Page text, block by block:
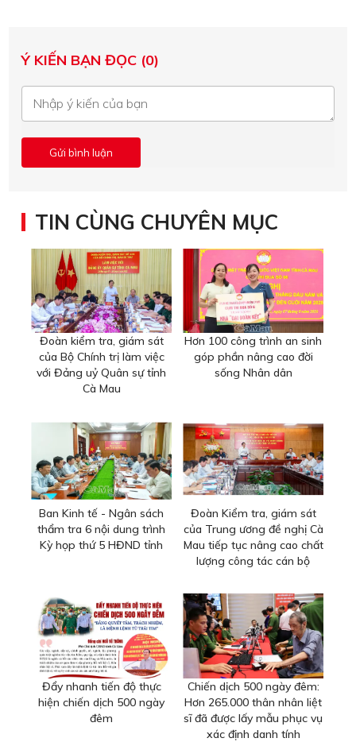
Ý KIẾN BẠN ĐỌC (0)
TIN CÙNG CHUYÊN MỤC
Đoàn kiểm tra, giám sát
của Bộ Chính trị làm việc
với Đảng uỷ Quân sự tỉnh
Cà Mau
Hơn 100 công trình an sinh
góp phần nâng cao đời
sống Nhân dân
Ban Kinh tế - Ngân sách
thẩm tra 6 nội dung trình
Kỳ họp thứ 5 HĐND tỉnh
Đoàn Kiểm tra, giám sát
của Trung ương đề nghị Cà
Mau tiếp tục nâng cao chất
lượng công tác cán bộ
Đẩy nhanh tiến độ thực
hiện chiến dịch 500 ngày
đêm
Chiến dịch 500 ngày đêm:
Hơn 265.000 thân nhân liệt
sĩ đã được lấy mẫu phục vụ
xác định danh tính